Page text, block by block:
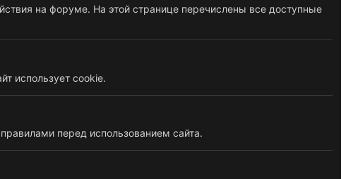
на форуме. На этой странице перечислены все доступные
использует cookie.
перед использованием сайта.